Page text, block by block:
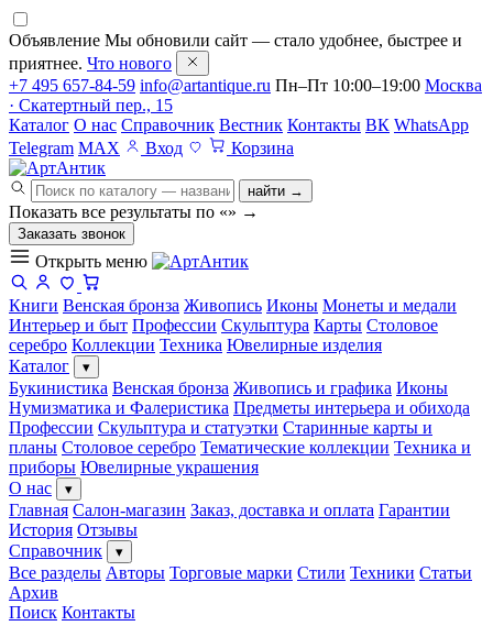
Объявление Мы обновили сайт — стало удобнее, быстрее и
приятнее. Что нового
+7 495 657-84-59 info@artantique.ru Пн–Пт 10:00–19:00 Москва
· Скатертный пер., 15
Каталог О нас Справочник Вестник Контакты ВК WhatsApp
Telegram MAX Вход Корзина
найти →
Показать все результаты по «» →
Заказать звонок
Открыть меню
Книги Венская бронза Живопись Иконы Монеты и медали
Интерьер и быт Профессии Скульптура Карты Столовое
серебро Коллекции Техника Ювелирные изделия
Каталог
▾
Букинистика Венская бронза Живопись и графика Иконы
Нумизматика и Фалеристика Предметы интерьера и обихода
Профессии Скульптура и статуэтки Старинные карты и
планы Столовое серебро Тематические коллекции Техника и
приборы Ювелирные украшения
О нас
▾
Главная Салон-магазин Заказ, доставка и оплата Гарантии
История Отзывы
Справочник
▾
Все разделы Авторы Торговые марки Стили Техники Статьи
Архив
Поиск Контакты